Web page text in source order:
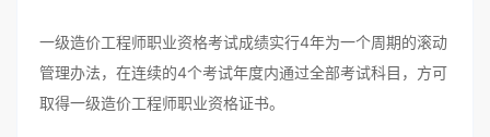
一级造价工程师职业资格考试成绩实行4年为一个周期的滚动
管理办法，在连续的4个考试年度内通过全部考试科目，方可
取得一级造价工程师职业资格证书。